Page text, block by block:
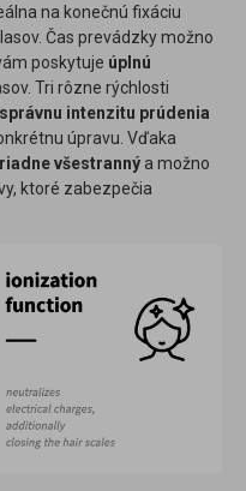
na konečnú fixáciu
Čas prevádzky možno
poskytuje úplnú
Tri rôzne rýchlosti
intenzitu prúdenia
úpravu. Vďaka
všestranný a možno
ktoré zabezpečia